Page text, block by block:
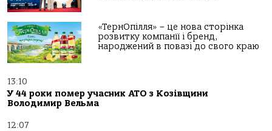
«ТернОпілля» – це нова сторінка
розвитку компанії і бренд,
народжений в повазі до свого краю
13:10
У 44 роки помер учасник АТО з Козівщини
Володимир Вельма
12:07